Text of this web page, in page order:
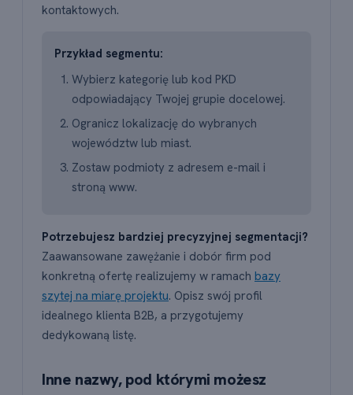
kontaktowych.
Przykład segmentu:
Wybierz kategorię lub kod PKD
odpowiadający Twojej grupie docelowej.
Ogranicz lokalizację do wybranych
województw lub miast.
Zostaw podmioty z adresem e-mail i
stroną www.
Potrzebujesz bardziej precyzyjnej segmentacji?
Zaawansowane zawężanie i dobór firm pod
konkretną ofertę realizujemy w ramach bazy
szytej na miarę projektu. Opisz swój profil
idealnego klienta B2B, a przygotujemy
dedykowaną listę.
Inne nazwy, pod którymi możesz